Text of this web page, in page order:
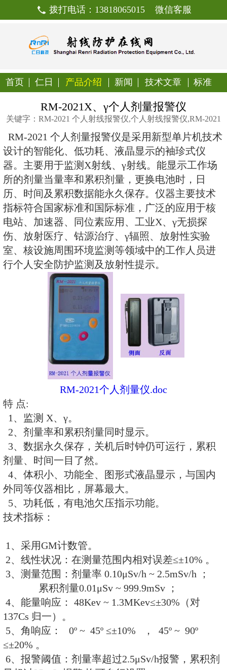
拨打电话：13818065015
首页 仁日 产品介绍 新闻 技
RM-2021X、γ个人剂量
关键字：RM-2021 个人射线报警仪,个人射
RM-2021 个人剂量报警仪是采用
设计的智能化、低功耗、液晶显示
器。主要用于监测 X射线、γ射线。
所的剂量当量率和累积剂量，更换
历、时间及累积数据能永久保存
指标符合国家标准和国际标准，
电站、加速器、同位素应用、工业
伤、放射医疗、钴源治疗、γ辐照
室、核设施周围环境监测等领域
行个人安全防护监测及放射性提示
RM-2021个人剂量仪
特 点:
1、监测 X、γ。
2、剂量率和累积剂量同时显示。
3、数据永久保存，关机后时钟仍
剂量、时间一目了然。